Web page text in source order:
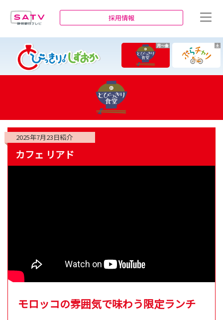
採用情報
月～金 土
2025年7月23日紹介
カフェ リアド
モロッコの雰囲気で味わう限定ランチ